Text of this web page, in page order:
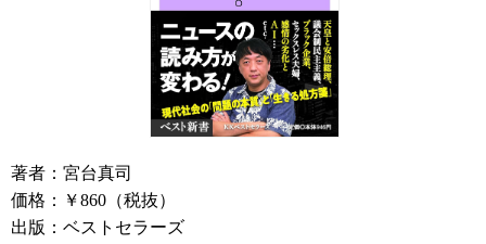
著者：宮台真司
価格：￥860（税抜）
出版：ベストセラーズ